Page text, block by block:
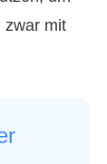
zwar mit